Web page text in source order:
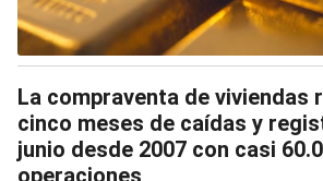
La compraventa de viviendas
cinco meses de caídas y
junio desde 2007 con casi
operaciones